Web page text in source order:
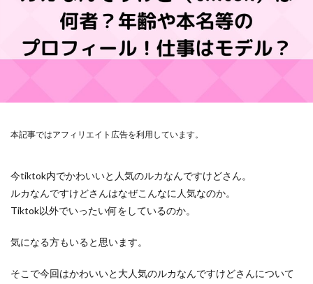
本記事ではアフィリエイト広告を利用しています。
今tiktok内でかわいいと人気のルカなんですけどさん。
ルカなんですけどさんはなぜこんなに人気なのか。
Tiktok以外でいったい何をしているのか。
気になる方もいると思います。
そこで今回はかわいいと大人気のルカなんですけどさんについて